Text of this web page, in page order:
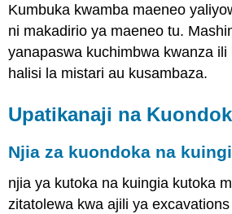
Kumbuka kwamba maeneo
ni makadirio ya maeneo tu.
yanapaswa kuchimbwa kwanza ili
halisi la mistari au kusambaza.
Upatikanaji na
Njia za kuondoka na
njia ya kutoka na kuingia kutoka
zitatolewa kwa ajili ya